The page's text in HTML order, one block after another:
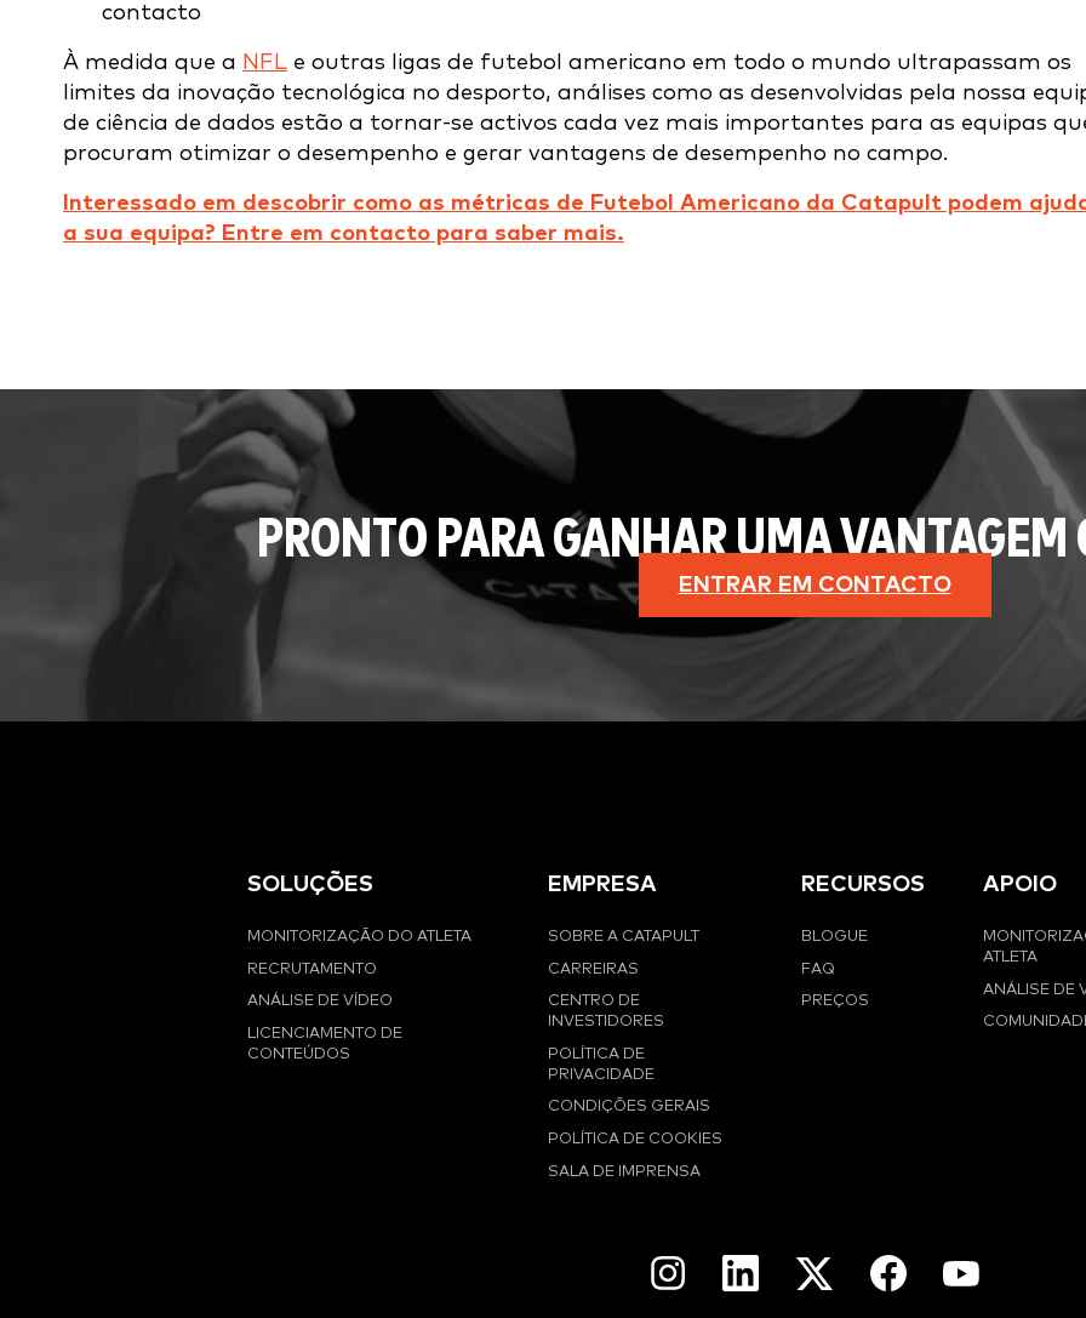
contacto
À medida que a NFL e outras ligas de futebol americano em todo o mundo ultrapassam os
limites da inovação tecnológica no desporto, análises como as desenvolvidas pela nossa
de ciência de dados estão a tornar-se activos cada vez mais importantes para as equipas
procuram otimizar o desempenho e gerar vantagens de desempenho no campo.
Interessado em descobrir como as métricas de Futebol Americano da Catapult podem
a sua equipa? Entre em contacto para saber mais.
PRONTO PARA GANHAR UMA VANTAGEM
ENTRAR EM CONTACTO
SOLUÇÕES
MONITORIZAÇÃO DO ATLETA
RECRUTAMENTO
ANÁLISE DE VÍDEO
LICENCIAMENTO DE
CONTEÚDOS
EMPRESA
SOBRE A CATAPULT
CARREIRAS
CENTRO DE
INVESTIDORES
POLÍTICA DE
PRIVACIDADE
CONDIÇÕES GERAIS
POLÍTICA DE COOKIES
SALA DE IMPRENSA
RECURSOS
BLOGUE
FAQ
PREÇOS
APOIO
ATLETA
ANÁLISE DE